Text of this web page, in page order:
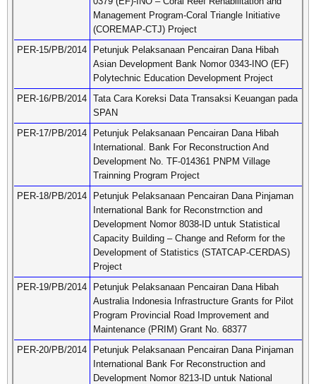
Management Program-Coral Triangle Initiative
(COREMAP-CTJ) Project
PER-15/PB/2014
Petunjuk Pelaksanaan Pencairan Dana Hibah
Asian Development Bank Nomor 0343-INO (EF)
Polytechnic Education Development Project
PER-16/PB/2014 Tata Cara Koreksi Data Transaksi Keuangan pada
SPAN
PER-17/PB/2014
Petunjuk Pelaksanaan Pencairan Dana Hibah
International. Bank For Reconstruction And
Development No. TF-014361 PNPM Village
Trainning Program Project
PER-18/PB/2014
Petunjuk Pelaksanaan Pencairan Dana Pinjaman
International Bank for Reconstrnction and
Development Nomor 8038-ID untuk Statistical
Capacity Building – Change and Reform for the
Development of Statistics (STATCAP-CERDAS)
Project
PER-19/PB/2014
Petunjuk Pelaksanaan Pencairan Dana Hibah
Australia Indonesia Infrastructure Grants for Pilot
Program Provincial Road Improvement and
Maintenance (PRIM) Grant No. 68377
PER-20/PB/2014
Petunjuk Pelaksanaan Pencairan Dana Pinjaman
International Bank For Reconstruction and
Development Nomor 8213-ID untuk National